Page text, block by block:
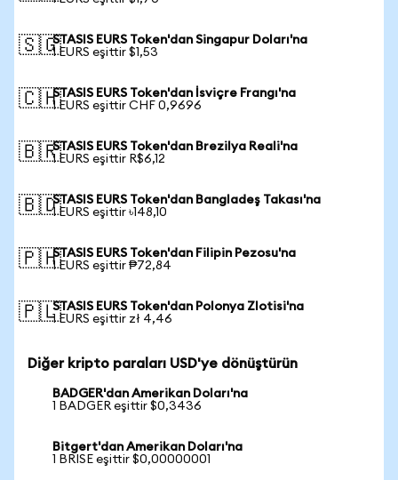
🇸🇬STASIS EURS Token'dan Singapur Doları'na
1 EURS eşittir $1,53
🇨🇭STASIS EURS Token'dan İsviçre Frangı'na
1 EURS eşittir CHF 0,9696
🇧🇷STASIS EURS Token'dan Brezilya Reali'na
1 EURS eşittir R$6,12
🇧🇩STASIS EURS Token'dan Bangladeş Takası'na
1 EURS eşittir ৳148,10
🇵🇭STASIS EURS Token'dan Filipin Pezosu'na
1 EURS eşittir ₱72,84
🇵🇱STASIS EURS Token'dan Polonya Zlotisi'na
1 EURS eşittir zł 4,46
Diğer kripto paraları USD'ye dönüştürün
BADGER'dan Amerikan Doları'na
1 BADGER eşittir $0,3436
Bitgert'dan Amerikan Doları'na
1 BRISE eşittir $0,00000001